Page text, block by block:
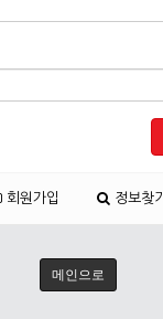
회원가입 정보찾기
메인으로